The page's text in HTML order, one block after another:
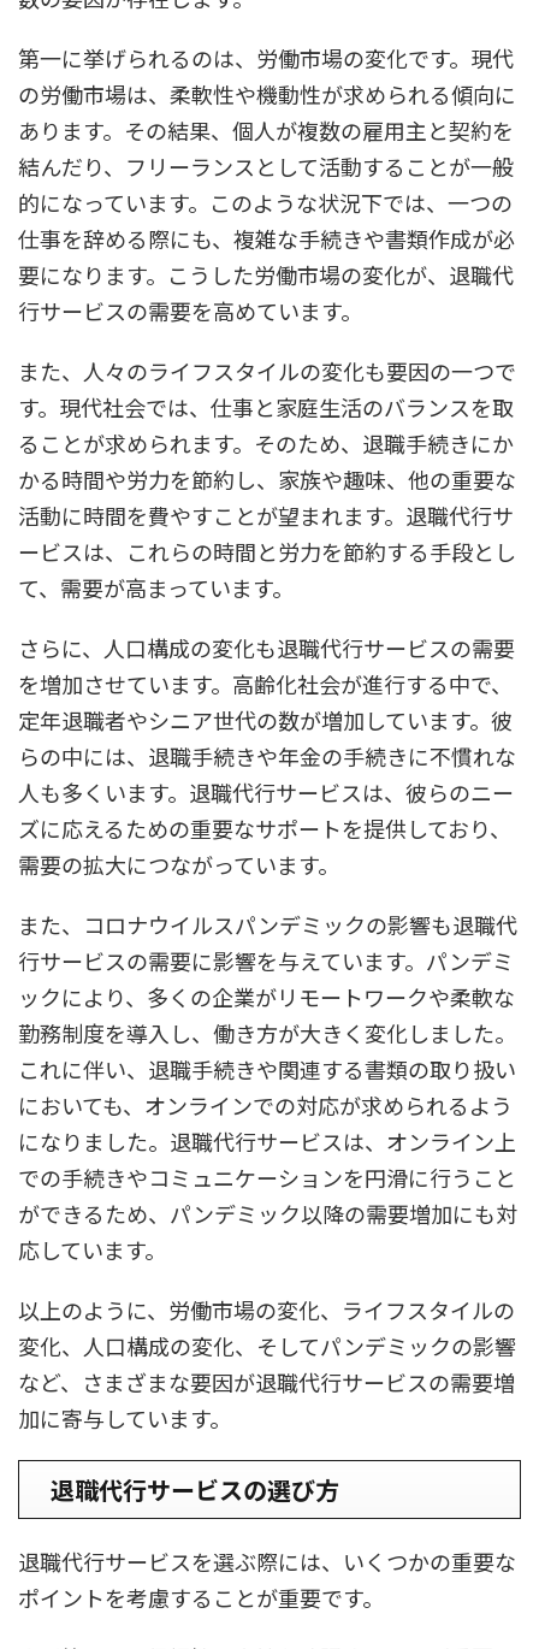
第一に挙げられるのは、労働市場の変化です。現代
の労働市場は、柔軟性や機動性が求められる傾向に
あります。その結果、個人が複数の雇用主と契約を
結んだり、フリーランスとして活動することが一般
的になっています。このような状況下では、一つの
仕事を辞める際にも、複雑な手続きや書類作成が必
要になります。こうした労働市場の変化が、退職代
行サービスの需要を高めています。
また、人々のライフスタイルの変化も要因の一つで
す。現代社会では、仕事と家庭生活のバランスを取
ることが求められます。そのため、退職手続きにか
かる時間や労力を節約し、家族や趣味、他の重要な
活動に時間を費やすことが望まれます。退職代行サ
ービスは、これらの時間と労力を節約する手段とし
て、需要が高まっています。
さらに、人口構成の変化も退職代行サービスの需要
を増加させています。高齢化社会が進行する中で、
定年退職者やシニア世代の数が増加しています。彼
らの中には、退職手続きや年金の手続きに不慣れな
人も多くいます。退職代行サービスは、彼らのニー
ズに応えるための重要なサポートを提供しており、
需要の拡大につながっています。
また、コロナウイルスパンデミックの影響も退職代
行サービスの需要に影響を与えています。パンデミ
ックにより、多くの企業がリモートワークや柔軟な
勤務制度を導入し、働き方が大きく変化しました。
これに伴い、退職手続きや関連する書類の取り扱い
においても、オンラインでの対応が求められるよう
になりました。退職代行サービスは、オンライン上
での手続きやコミュニケーションを円滑に行うこと
ができるため、パンデミック以降の需要増加にも対
応しています。
以上のように、労働市場の変化、ライフスタイルの
変化、人口構成の変化、そしてパンデミックの影響
など、さまざまな要因が退職代行サービスの需要増
加に寄与しています。
退職代行サービスの選び方
退職代行サービスを選ぶ際には、いくつかの重要な
ポイントを考慮することが重要です。